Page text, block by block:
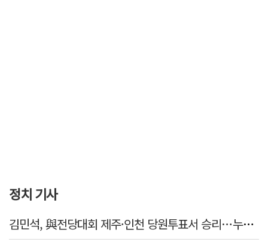
정치 기사
김민석, 與전당대회 제주·인천 당원투표서 승리…누적 득표는 '초박빙'